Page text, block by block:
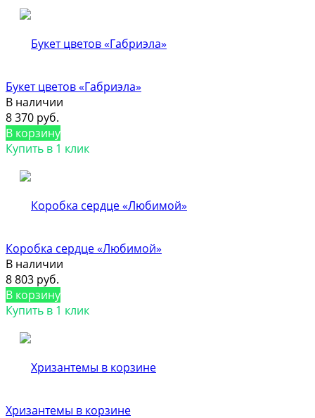
Букет цветов «Габриэла»
В наличии
8 370 руб.
В корзину
Купить в 1 клик
Коробка сердце «Любимой»
В наличии
8 803 руб.
В корзину
Купить в 1 клик
Хризантемы в корзине